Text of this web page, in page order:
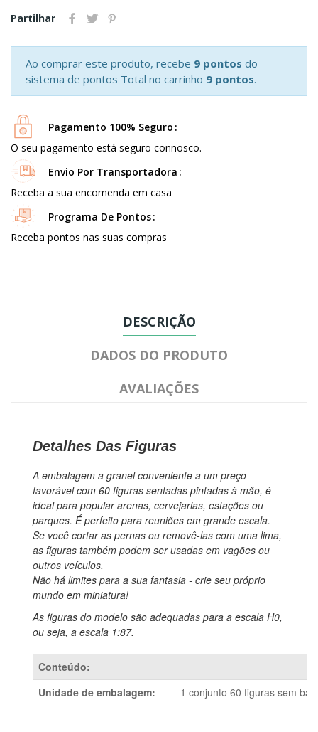
Partilhar
Ao comprar este produto, recebe 9 pontos do
sistema de pontos Total no carrinho 9 pontos.
Pagamento 100% Seguro
O seu pagamento está seguro connosco.
Envio Por Transportadora
Receba a sua encomenda em casa
Programa De Pontos
Receba pontos nas suas compras
DESCRIÇÃO
DADOS DO PRODUTO
AVALIAÇÕES
Detalhes Das Figuras
A embalagem a granel conveniente a um preço
favorável com 60 figuras sentadas pintadas à mão, é
ideal para popular arenas, cervejarias, estações ou
parques. É perfeito para reuniões em grande escala.
Se você cortar as pernas ou removê-las com uma lima,
as figuras também podem ser usadas em vagões ou
outros veículos.
Não há limites para a sua fantasia - crie seu próprio
mundo em miniatura!
As figuras do modelo são adequadas para a escala H0,
ou seja, a escala 1:87.
Conteúdo:
Unidade de embalagem:
1 conjunto 60 figuras sem